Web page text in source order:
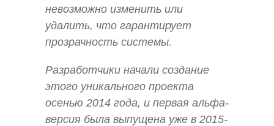
невозможно изменить или
удалить, что гарантирует
прозрачность системы.
Разработчики начали создание
этого уникального проекта
осенью 2014 года, и первая альфа-
версия была выпущена уже в 2015-